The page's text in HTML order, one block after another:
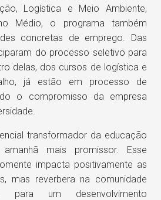
Logística e Meio Ambiente,
Médio, o programa também
concretas de emprego. Das
do processo seletivo para
delas, dos cursos de logística e
já estão em processo de
o compromisso da empresa
transformador da educação
mais promissor. Esse
impacta positivamente as
mas reverbera na comunidade
para um desenvolvimento